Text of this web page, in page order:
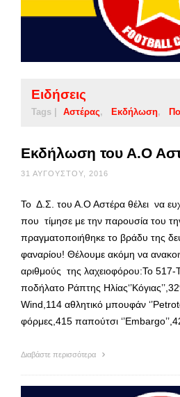
Ειδήσεις
Tags | Αστέρας Εκδήλωση
Εκδήλωση του Α.Ο
31 ΑΥΓΟΎΣΤΟΥ, 2016
Το Δ.Σ. του Α.Ο Αστέρα θέλει να
που τίμησε με την παρουσία του
πραγματοποιήθηκε το βράδυ της
φαναρίου! Θέλουμε ακόμη να
αριθμούς της λαχειοφόρου:Το
ποδήλατο Ράπτης
Wind,114 αθλητικό μπουφάν
φόρμες,415 παπούτσι
Διαβάστε περισσότερα